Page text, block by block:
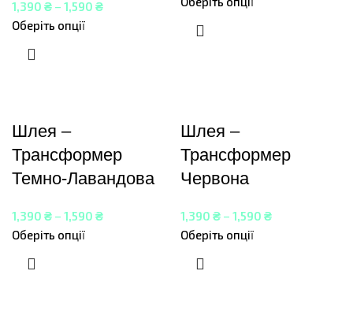
1,390 ₴ – 1,590 ₴
Оберіть опції
Шлея –
Трансформер
Темно-Лавандова
1,390 ₴ – 1,590 ₴
Оберіть опції
Шлея –
Трансформер
Червона
1,390 ₴ – 1,590 ₴
Оберіть опції